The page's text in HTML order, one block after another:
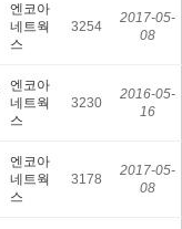
엔코아
네트웍
스
3254
2017-05-
08
엔코아
네트웍
스
3230
2016-05-
16
엔코아
네트웍
스
3178
2017-05-
08